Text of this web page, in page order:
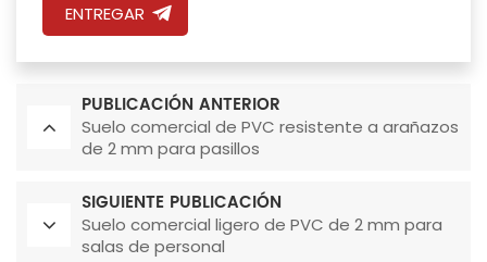
ENTREGAR
PUBLICACIÓN ANTERIOR
Suelo comercial de PVC resistente a arañazos
de 2 mm para pasillos
SIGUIENTE PUBLICACIÓN
Suelo comercial ligero de PVC de 2 mm para
salas de personal